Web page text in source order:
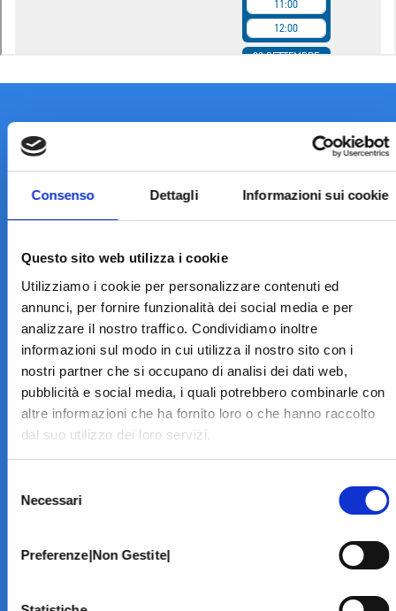
Consenso Dettagli Informazioni sui cookie
Questo sito web utilizza i cookie
Utilizziamo i cookie per personalizzare contenuti ed
annunci, per fornire funzionalità dei social media e per
analizzare il nostro traffico. Condividiamo inoltre
informazioni sul modo in cui utilizza il nostro sito con i
nostri partner che si occupano di analisi dei dati web,
pubblicità e social media, i quali potrebbero combinarle con
altre informazioni che ha fornito loro o che hanno raccolto
dal suo utilizzo dei loro servizi.
delNecessari
Preferenze|Non Gestite|
LA STRUTTURA
Informazioni
Contatti
Specialità
Home Page
PRENOTA ON LINE
INFORMATIVE
Home Page
Modello 231
Amministrazione Trasparente